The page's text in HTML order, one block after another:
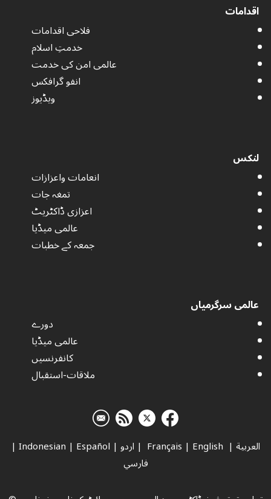
اقدامات
فلاحی اقدامات
خدمتِ اسلام
عالمی امن کی خدمت
انفو گرافکس
ویڈیوز
لنکس
انعامات واعزازات
تمغہ جات
اعزازی ڈاکٹریٹ
عالمی میڈیا
جمعہ کے خطبات
عالمی سرگرمیاں
دورے
عالمی میڈیا
کانفرنسیں
ملاقات-استقبال
العربية |
| English
| اردو |
Indonesian | Español
|
فارسي